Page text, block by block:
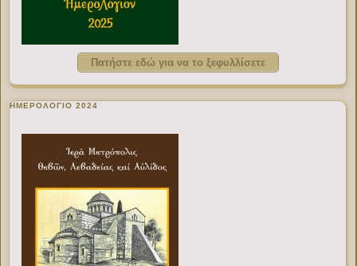
Πατήστε εδώ για να το ξεφυλλίσετε
ΗΜΕΡΟΛΟΓΙΟ 2024